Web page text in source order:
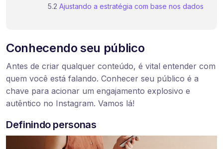
Ajustando a estratégia com base nos dados
Conhecendo seu público
Antes de criar qualquer conteúdo, é vital entender com
quem você está falando. Conhecer seu público é a
chave para acionar um engajamento explosivo e
autêntico no Instagram. Vamos lá!
Definindo personas